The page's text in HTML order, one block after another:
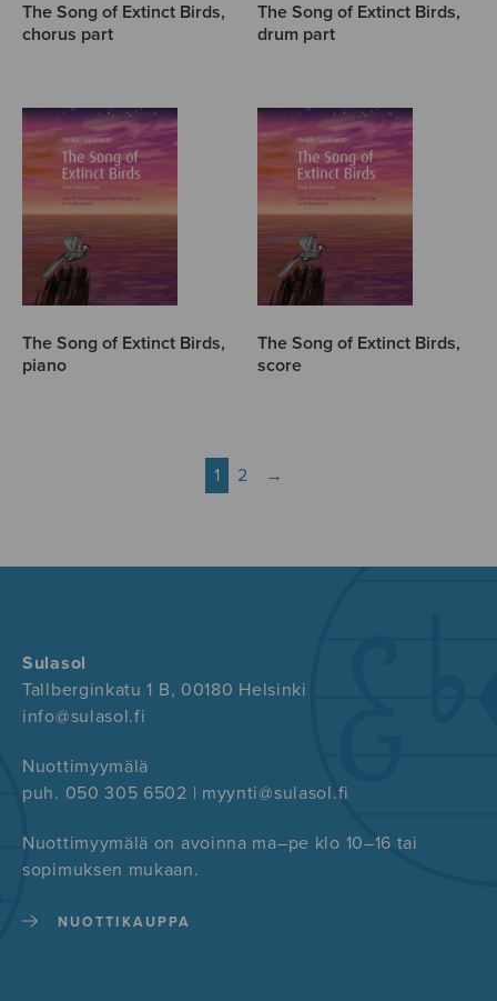
The Song of Extinct Birds,
chorus part
The Song of Extinct Birds,
drum part
The Song of Extinct Birds,
piano
The Song of Extinct Birds,
score
1 2 →
Sulasol
Tallberginkatu 1 B, 00180 Helsinki
info@sulasol.fi
Nuottimyymälä
puh. 050 305 6502 | myynti@sulasol.fi
Nuottimyymälä on avoinna ma–pe klo 10–16 tai
sopimuksen mukaan.
NUOTTIKAUPPA